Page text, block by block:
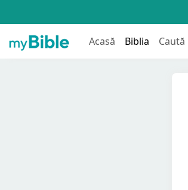
Acasă Biblia Caută